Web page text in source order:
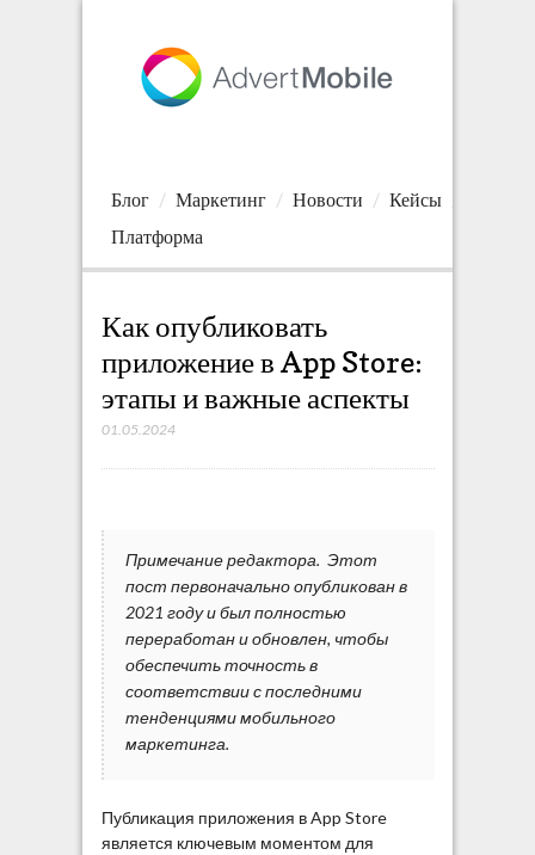
Блог Маркетинг Новости
Кейсы
Платформа
Как опубликовать
приложение в App Store:
этапы и важные аспекты
01.05.2024
Примечание редактора. Этот
пост первоначально опубликован в
2021 году и был полностью
переработан и обновлен, чтобы
обеспечить точность в
соответствии с последними
тенденциями мобильного
маркетинга.
Публикация приложения в App Store
является ключевым моментом для